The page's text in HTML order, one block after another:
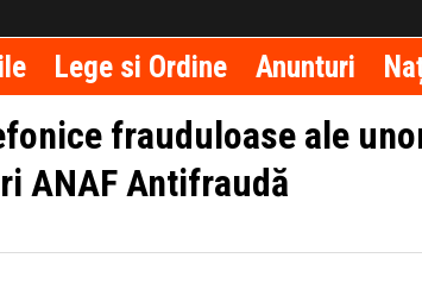
Lege si Ordine Anunturi
frauduloase ale
ANAF Antifraudă